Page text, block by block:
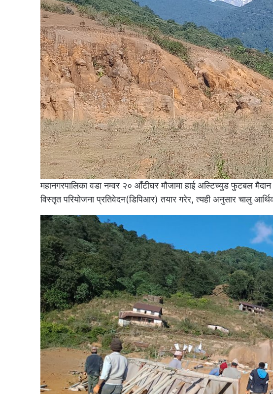
महानगरपालिका वडा नम्वर २० आँटीघर मौजामा हाई अल्टिच्युड फुटबल
विस्तृत परियोजना प्रतिवेदन(डिपिआर) तयार गरेर, त्यही अनुसार चालु